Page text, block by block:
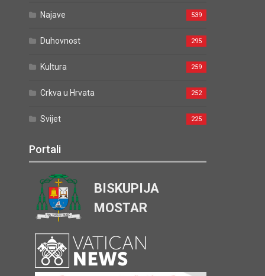
Najave 539
Duhovnost 295
Kultura 259
Crkva u Hrvata 252
Svijet 225
Portali
BISKUPIJA
MOSTAR